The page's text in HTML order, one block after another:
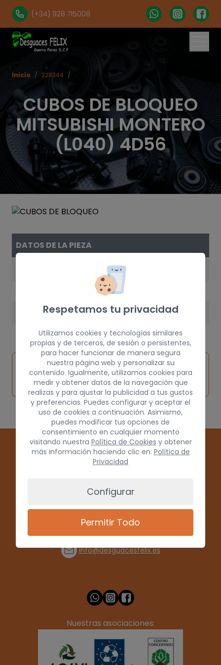
(+34) 928 715008
CUBOS DE BLOQUEO
MITSUBISHI MONTERO
(L040) 4D56
Inicio / 228344 /
DATOS DE LA PIEZA
Inspeccionar
vehículo de
origen
Solicitar
pieza
Consultar
por
(+34) 928 715008
info@desguacesfelix.es
Nuestras asociaciones:
Respetamos tu privacidad
Utilizamos cookies y tecnologías similares
propias y de terceros, de sesión o persistentes,
para hacer funcionar de manera segura
nuestra página web y personalizar su
contenido. Igualmente, utilizamos cookies para
medir y obtener datos de la navegación que
realizas y para ajustar la publicidad a tus gustos
y preferencias. Puedes configurar y aceptar el
uso de cookies a continuación. Asimismo,
puedes modificar tus opciones de
consentimiento en cualquier momento
visitando nuestra Política de Cookies y obtener
más información haciendo clic en: Política de
Privacidad
Configurar
Permitir Todo